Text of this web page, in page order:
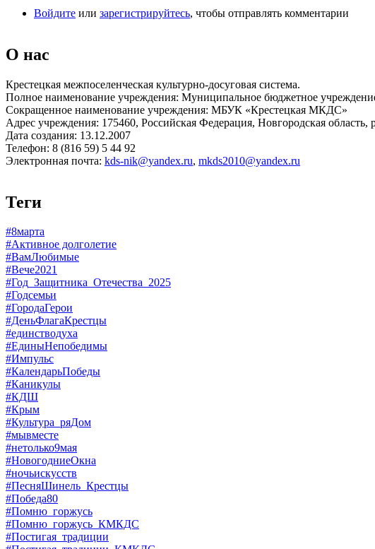
Войдите или зарегистрируйтесь, чтобы отправлять комментарии
О нас
Крестецкая межпоселенческая культурно-досуговая система.
Полное наименование учреждения: Муниципальное бюджетное
Сокращенное наименование учреждения: МБУК «Крестецкая МКДС»
Адрес учреждения: 175460, Российская Федерация, Новгородская
Дата создания: 13.12.2007
Телефон: 8 (816 59) 5 44 92
Электронная почта: kds-nik@yandex.ru, mkds2010@yandex.ru
Теги
#8марта
#Активное долголетие
#ВамЛюбимые
#Вече2021
#Год_Защитника_Отечества_2025
#Годсемьи
#ГородаГерои
#ДеньФлагаКрестцы
#единстводуха
#ЕдиныНепобедимы
#Импульс
#КалендарьПобеды
#Каникулы
#КДШ
#Крым
#Культура_ряДом
#мывместе
#нетолько9мая
#НовогодниеОкна
#ночьискусств
#ПесняШинель_Крестцы
#Победа80
#Помню_горжусь
#Помню_горжусь_КМКДС
#Постигая_традиции